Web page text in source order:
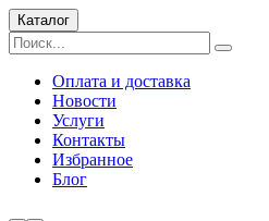
Каталог
Оплата и доставка
Новости
Услуги
Контакты
Избранное
Блог